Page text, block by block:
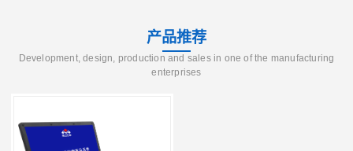
产品推荐
Development, design, production and sales in one of the manufacturing
enterprises